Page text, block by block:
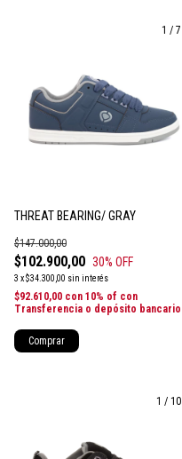
1 / 7
THREAT BEARING/ GRAY
$102.900,00
$147.000,00
30% OFF
3 x$34.300,00 sin interés
$92.610,00 con 10% of con
Transferencia o depósito bancario
Comprar
1 / 10